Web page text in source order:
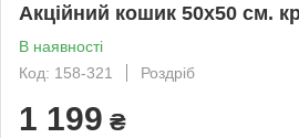
Акційний кошик 50х50 см.
В наявності
Код: 158-321
Роздріб
1 199 ₴